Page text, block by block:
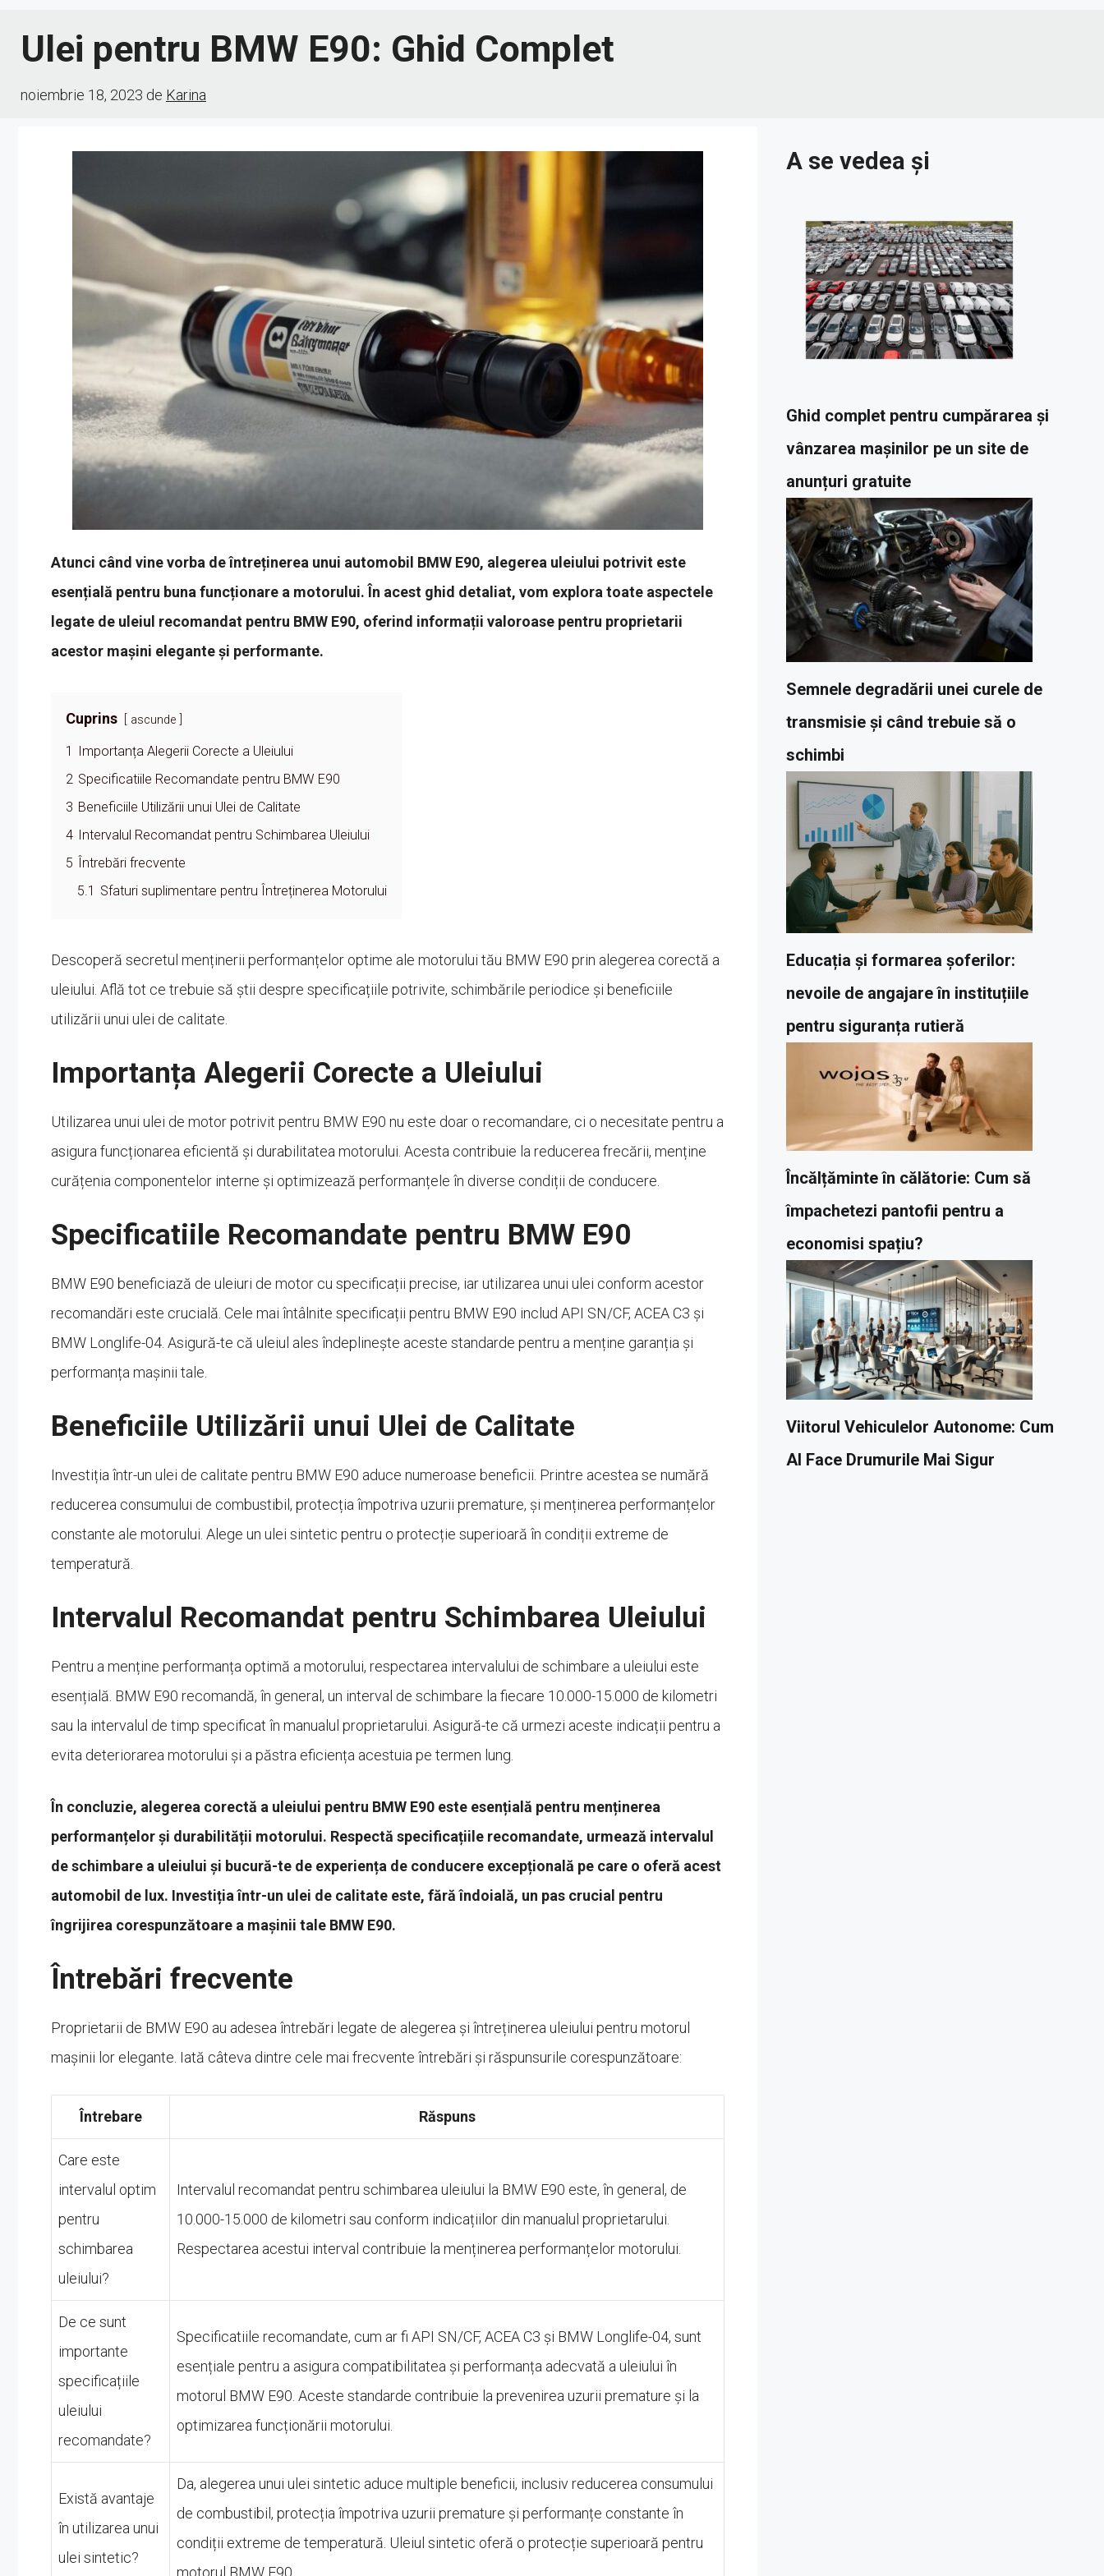
Ulei pentru BMW E90: Ghid Complet
noiembrie 18, 2023 de Karina
Atunci când vine vorba de întreținerea unui automobil BMW E90, alegerea uleiului potrivit este
esențială pentru buna funcționare a motorului. În acest ghid detaliat, vom explora toate aspectele
legate de uleiul recomandat pentru BMW E90, oferind informații valoroase pentru proprietarii
acestor mașini elegante și performante.
Cuprins ascunde
1
Importanța Alegerii Corecte a Uleiului
2 Specificatiile Recomandate pentru BMW E90
3 Beneficiile Utilizării unui Ulei de Calitate
4 Intervalul Recomandat pentru Schimbarea Uleiului
5 Întrebări frecvente
5.1 Sfaturi suplimentare pentru Întreținerea Motorului
Descoperă secretul menținerii performanțelor optime ale motorului tău BMW E90 prin alegerea corectă a
uleiului. Află tot ce trebuie să știi despre specificațiile potrivite, schimbările periodice și beneficiile
utilizării unui ulei de calitate.
Importanța Alegerii Corecte a Uleiului
Utilizarea unui ulei de motor potrivit pentru BMW E90 nu este doar o recomandare, ci o necesitate pentru a
asigura funcționarea eficientă și durabilitatea motorului. Acesta contribuie la reducerea frecării, menține
curățenia componentelor interne și optimizează performanțele în diverse condiții de conducere.
Specificatiile Recomandate pentru BMW E90
BMW E90 beneficiază de uleiuri de motor cu specificații precise, iar utilizarea unui ulei conform acestor
recomandări este crucială. Cele mai întâlnite specificații pentru BMW E90 includ API SN/CF, ACEA C3 și
BMW Longlife-04. Asigură-te că uleiul ales îndeplinește aceste standarde pentru a menține garanția și
performanța mașinii tale.
Beneficiile Utilizării unui Ulei de Calitate
Investiția într-un ulei de calitate pentru BMW E90 aduce numeroase beneficii. Printre acestea se numără
reducerea consumului de combustibil, protecția împotriva uzurii premature, și menținerea performanțelor
constante ale motorului. Alege un ulei sintetic pentru o protecție superioară în condiții extreme de
temperatură.
Intervalul Recomandat pentru Schimbarea Uleiului
Pentru a menține performanța optimă a motorului, respectarea intervalului de schimbare a uleiului este
esențială. BMW E90 recomandă, în general, un interval de schimbare la fiecare 10.000-15.000 de kilometri
sau la intervalul de timp specificat în manualul proprietarului. Asigură-te că urmezi aceste indicații pentru a
evita deteriorarea motorului și a păstra eficiența acestuia pe termen lung.
În concluzie, alegerea corectă a uleiului pentru BMW E90 este esențială pentru menținerea
performanțelor și durabilității motorului. Respectă specificațiile recomandate, urmează intervalul
de schimbare a uleiului și bucură-te de experiența de conducere excepțională pe care o oferă acest
automobil de lux. Investiția într-un ulei de calitate este, fără îndoială, un pas crucial pentru
îngrijirea corespunzătoare a mașinii tale BMW E90.
Întrebări frecvente
Proprietarii de BMW E90 au adesea întrebări legate de alegerea și întreținerea uleiului pentru motorul
mașinii lor elegante. Iată câteva dintre cele mai frecvente întrebări și răspunsurile corespunzătoare:
Întrebare Răspuns
Care este
intervalul optim
pentru
schimbarea
uleiului?
Intervalul recomandat pentru schimbarea uleiului la BMW E90 este, în general, de
10.000-15.000 de kilometri sau conform indicațiilor din manualul proprietarului.
Respectarea acestui interval contribuie la menținerea performanțelor motorului.
De ce sunt
importante
specificațiile
uleiului
recomandate?
Specificatiile recomandate, cum ar fi API SN/CF, ACEA C3 și BMW Longlife-04, sunt
esențiale pentru a asigura compatibilitatea și performanța adecvată a uleiului în
motorul BMW E90. Aceste standarde contribuie la prevenirea uzurii premature și la
optimizarea funcționării motorului.
Există avantaje
în utilizarea unui
ulei sintetic?
Da, alegerea unui ulei sintetic aduce multiple beneficii, inclusiv reducerea consumului
de combustibil, protecția împotriva uzurii premature și performanțe constante în
condiții extreme de temperatură. Uleiul sintetic oferă o protecție superioară pentru
motorul BMW E90.
A se vedea și
Ghid complet pentru cumpărarea și
vânzarea mașinilor pe un site de
anunțuri gratuite
Semnele degradării unei curele de
transmisie și când trebuie să o
schimbi
Educația și formarea șoferilor:
nevoile de angajare în instituțiile
pentru siguranța rutieră
Încălțăminte în călătorie: Cum să
împachetezi pantofii pentru a
economisi spațiu?
Viitorul Vehiculelor Autonome: Cum
AI Face Drumurile Mai Sigur